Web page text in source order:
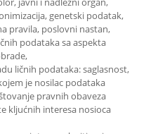
genetski podatak,
pravila, poslovni nastan,
podataka sa aspekta
ličnih podataka: saglasnost,
je nosilac podataka
pravnih obaveza
kljućnih interesa nosioca